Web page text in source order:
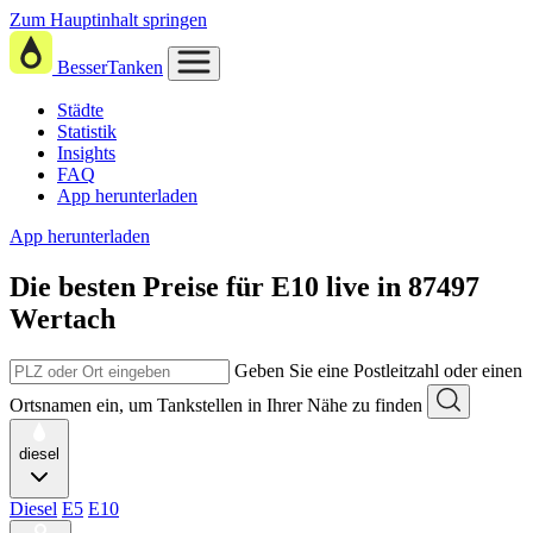
Zum Hauptinhalt springen
BesserTanken
Städte
Statistik
Insights
FAQ
App herunterladen
App herunterladen
Die besten Preise für E10 live in 87497
Wertach
Geben Sie eine Postleitzahl oder einen
Ortsnamen ein, um Tankstellen in Ihrer Nähe zu finden
diesel
Diesel E5 E10